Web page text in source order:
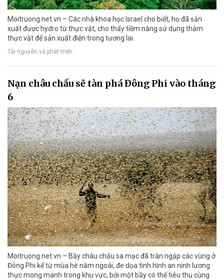
Moitruong.net.vn – Các nhà khoa học Israel cho biết, họ đã sản
xuất được hydro từ thực vật, cho thấy tiềm năng sử dụng thảm
thực vật để sản xuất điện trong tương lai.
Tài nguyên và phát triển
Nạn châu chấu sẽ tàn phá Đông Phi vào tháng
6
Moitruong.net.vn – Bầy châu chấu sa mạc đã tràn ngập các vùng ở
Đông Phi kể từ mùa hè năm ngoái, đe dọa tình hình an ninh lương
thực mong manh trong khu vực, bởi một bầy có thể tiêu thụ cùng